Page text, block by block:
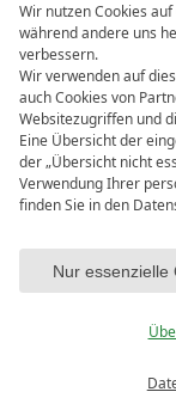
Wir nutzen Cookies
während andere uns
verbessern.
Wir verwenden auf
auch Cookies von
Websitezugriffen und
Eine Übersicht der
der „Übersicht nicht
Verwendung Ihrer
finden Sie in den
Mit Klick auf „Alle
ausgewählten
Auslesen und der
Daten (z.B. Ihrer IP-
Sie damit nicht
essenzieller Cookies“
Nur essenzielle